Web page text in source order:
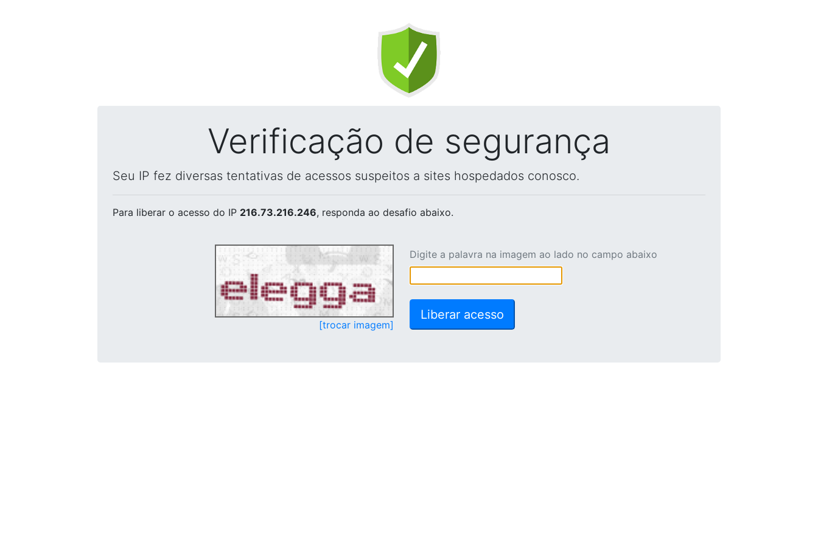
Verificação de segurança
Seu IP fez diversas tentativas de acessos suspeitos a sites hospedados conosco.
Para liberar o acesso do IP 216.73.216.246, responda ao desafio abaixo.
[trocar imagem]
Digite a palavra na imagem ao lado no campo abaixo